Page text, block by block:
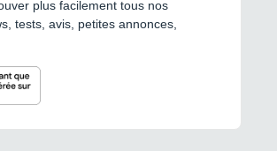
plus facilement tous nos
tests, avis, petites annonces,